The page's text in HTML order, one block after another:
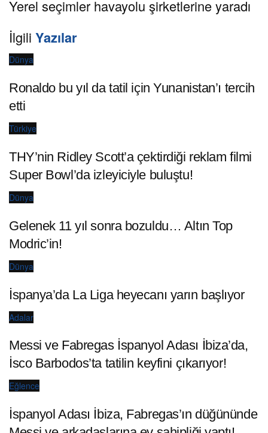
Yerel seçimler havayolu şirketlerine yaradı
İlgili Yazılar
Dünya
Ronaldo bu yıl da tatil için Yunanistan’ı tercih
etti
Türkiye
THY’nin Ridley Scott’a çektirdiği reklam filmi
Super Bowl’da izleyiciyle buluştu!
Dünya
Gelenek 11 yıl sonra bozuldu… Altın Top
Modric’in!
Dünya
İspanya’da La Liga heyecanı yarın başlıyor
Adalar
Messi ve Fabregas İspanyol Adası İbiza’da,
İsco Barbodos’ta tatilin keyfini çıkarıyor!
Eğlence
İspanyol Adası İbiza, Fabregas’ın düğününde